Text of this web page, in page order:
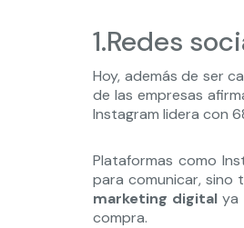
1.Redes
Hoy, además de ser
de las empresas
Instagram lidera con
Plataformas como
para comunicar, sino
marketing digital ya
compra.